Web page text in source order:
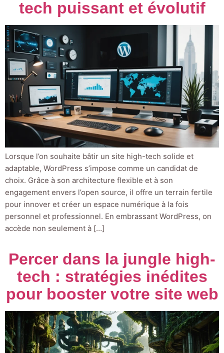
tech puissant et évolutif
Lorsque l’on souhaite bâtir un site high-tech solide et
adaptable, WordPress s’impose comme un candidat de
choix. Grâce à son architecture flexible et à son
engagement envers l’open source, il offre un terrain fertile
pour innover et créer un espace numérique à la fois
personnel et professionnel. En embrassant WordPress, on
accède non seulement à […]
Percer dans la jungle high-
tech : stratégies inédites
pour booster votre site web